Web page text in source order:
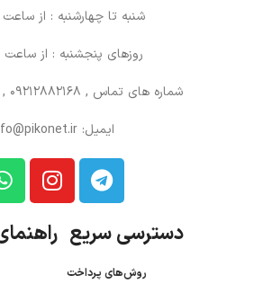
شنبه تا چهارشنبه : از ساعت 9 تا 18
روزهای پنجشنبه : از ساعت 9 تا 14
شماره های تماس , 09212882168 , 09352266546
ایمیل: info@pikonet.ir
دسترسی سریع
روش‌های پرداخت